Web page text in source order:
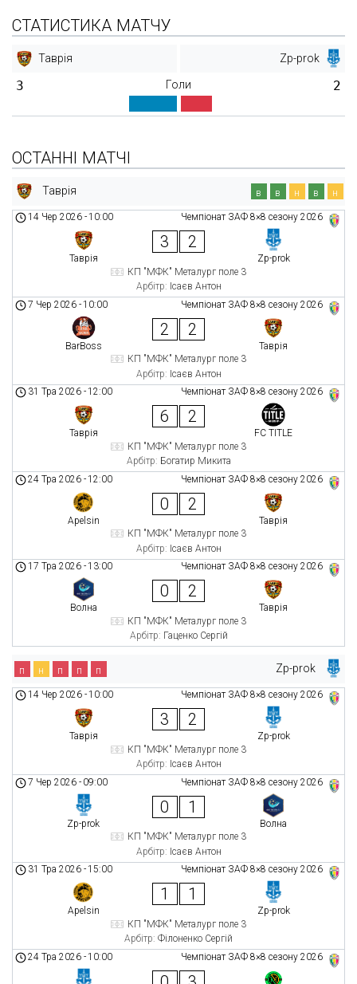
СТАТИСТИКА МАТЧУ
Таврія Zp-prok
3 Голи 2
ОСТАННІ МАТЧІ
Таврія в в н в н
Чемпіонат ЗАФ 8×8 сезону 2026
14 Чер 2026 -10:00
Таврія
3 2
Zp-prok
КП "МФК" Металург поле 3
Арбітр: Ісаєв Антон
Чемпіонат ЗАФ 8×8 сезону 2026
7 Чер 2026 -10:00
BarBoss
2 2
Таврія
КП "МФК" Металург поле 3
Арбітр: Ісаєв Антон
Чемпіонат ЗАФ 8×8 сезону 2026
31 Тра 2026 -12:00
Таврія
6 2
FC TITLE
КП "МФК" Металург поле 3
Арбітр: Богатир Микита
Чемпіонат ЗАФ 8×8 сезону 2026
24 Тра 2026 -12:00
Apelsin
0 2
Таврія
КП "МФК" Металург поле 3
Арбітр: Ісаєв Антон
Чемпіонат ЗАФ 8×8 сезону 2026
17 Тра 2026 -13:00
Волна
0 2
Таврія
КП "МФК" Металург поле 3
Арбітр: Гаценко Сергій
Zp-prok
п н п п п
Чемпіонат ЗАФ 8×8 сезону 2026
14 Чер 2026 -10:00
Таврія
3 2
Zp-prok
КП "МФК" Металург поле 3
Арбітр: Ісаєв Антон
Чемпіонат ЗАФ 8×8 сезону 2026
7 Чер 2026 - 09:00
Zp-prok
0 1
Волна
КП "МФК" Металург поле 3
Арбітр: Ісаєв Антон
Чемпіонат ЗАФ 8×8 сезону 2026
31 Тра 2026 -15:00
Apelsin
1 1
Zp-prok
КП "МФК" Металург поле 3
Арбітр: Філоненко Сергій
Чемпіонат ЗАФ 8×8 сезону 2026
24 Тра 2026 -10:00